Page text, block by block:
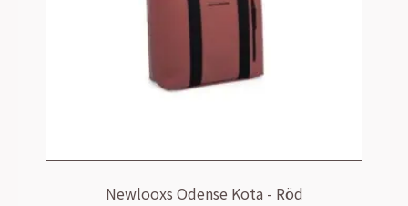
Newlooxs Odense Kota - Röd